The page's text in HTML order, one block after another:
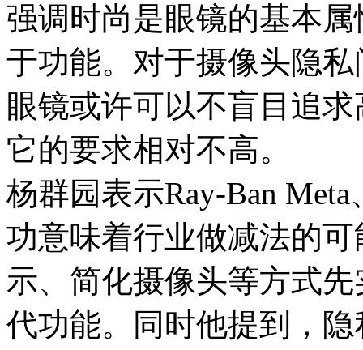
强调时尚是眼镜的基本
于功能。对于摄像头隐
眼镜或许可以不盲目追
它的要求相对不高。
杨群园表示Ray-Ban
功意味着行业做减法的
示、简化摄像头等方式
代功能。同时他提到，